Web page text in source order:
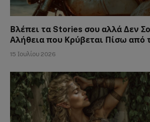
Βλέπει τα Stories σου αλλά Δεν
Αλήθεια που Κρύβεται Πίσω από
15 Ιουλίου 2026